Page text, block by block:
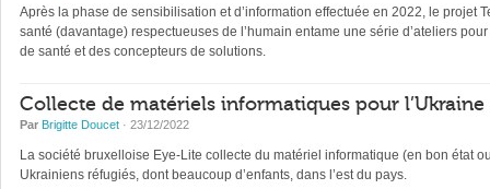
Après la phase de sensibilisation et d’information effectuée en 2022, le projet
santé (davantage) respectueuses de l’humain entame une série d’ateliers
de santé et des concepteurs de solutions.
Collecte de matériels informatiques pour l’Ukraine
Par Brigitte Doucet · 23/12/2022
La société bruxelloise Eye-Lite collecte du matériel informatique (en bon état
Ukrainiens réfugiés, dont beaucoup d’enfants, dans l’est du pays.